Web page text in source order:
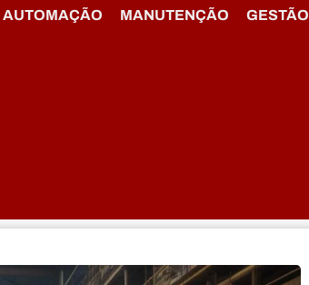
AUTOMAÇÃO MANUTENÇÃO GESTÃO